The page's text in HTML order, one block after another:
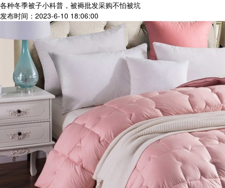
各种冬季被子小科普，被褥批发采购不怕被坑
发布时间：2023-6-10 18:06:00